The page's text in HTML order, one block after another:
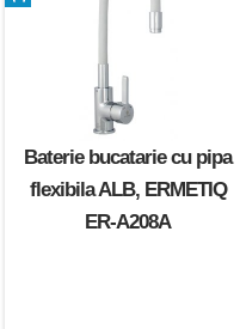
Baterie bucatarie cu pipa
flexibila ALB, ERMETIQ
ER-A208A